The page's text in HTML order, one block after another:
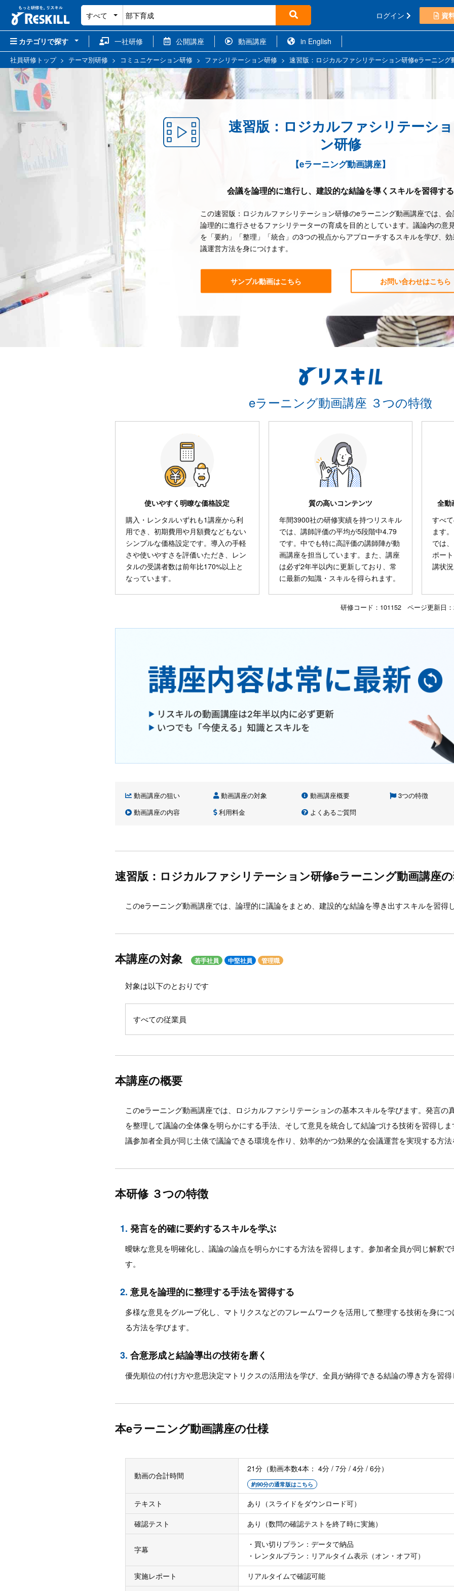
すべて ログイン 資
カテゴリで探す 一社研修 公開講座 動画講座 in English
社員研修トップ> テーマ別研修 > コミュニケーション研修 > ファシリテーション研修 > 速習版：ロジカルファシリテーション研修eラーニング
速習版：ロジカルファシリテーショ
ン研修
【eラーニング動画講座】
会議を論理的に進行し、建設的な結論を導くスキルを習得する
この速習版：ロジカルファシリテーション研修のeラーニング動画講座では、
論理的に進行させるファシリテーターの育成を目的としています。議論内の意
を「要約」「整理」「統合」の3つの視点からアプローチするスキルを学び、
議運営方法を身につけます。
サンプル動画はこちら お問い合わせはこちら
eラーニング動画講座 ３つの特徴
使いやすく明瞭な価格設定
購入・レンタルいずれも1講座から利
用でき、初期費用や月額費などもない
シンプルな価格設定です。導入の手軽
さや使いやすさを評価いただき、レン
タルの受講者数は前年比170%以上と
なっています。
質の高いコンテンツ
年間3900社の研修実績を持つリスキル
では、講師評価の平均が5段階中4.79
です。中でも特に高評価の講師陣が動
画講座を担当しています。また、講座
は必ず2年半以内に更新しており、常
に最新の知識・スキルを得られます。
全動
すべ
ます
では
ポー
講状
研修コード：101152 ページ更新日：
動画講座の狙い 動画講座の対象 動画講座概要
3つの特徴
動画講座の内容
利用料金 よくあるご質問
速習版：ロジカルファシリテーション研修eラーニング動画講座
このeラーニング動画講座では、論理的に議論をまとめ、建設的な結論を導き出すスキルを習得
本講座の対象 若手社員 中堅社員 管理職
対象は以下のとおりです
すべての従業員
本講座の概要
このeラーニング動画講座では、ロジカルファシリテーションの基本スキルを学びます。発言の
を整理して議論の全体像を明らかにする手法、そして意見を統合して結論づける技術を習得し
議参加者全員が同じ土俵で議論できる環境を作り、効率的かつ効果的な会議運営を実現する方
本研修 ３つの特徴
1. 発言を的確に要約するスキルを学ぶ
曖昧な意見を明確化し、議論の論点を明らかにする方法を習得します。参加者全員が同じ解釈
す。
2. 意見を論理的に整理する手法を習得する
多様な意見をグループ化し、マトリクスなどのフレームワークを活用して整理する技術を身に
る方法を学びます。
3. 合意形成と結論導出の技術を磨く
優先順位の付け方や意思決定マトリクスの活用法を学び、全員が納得できる結論の導き方を習
本eラーニング動画講座の仕様
動画の合計時間
21分（動画本数4本： 4分 / 7分 / 4分 / 6分）
約90分の通常版はこちら
テキスト
あり（スライドをダウンロード可）
確認テスト
あり（数問の確認テストを終了時に実施）
字幕
・買い切りプラン：データで納品
・レンタルプラン：リアルタイム表示（オン・オフ可）
実施レポート
リアルタイムで確認可能